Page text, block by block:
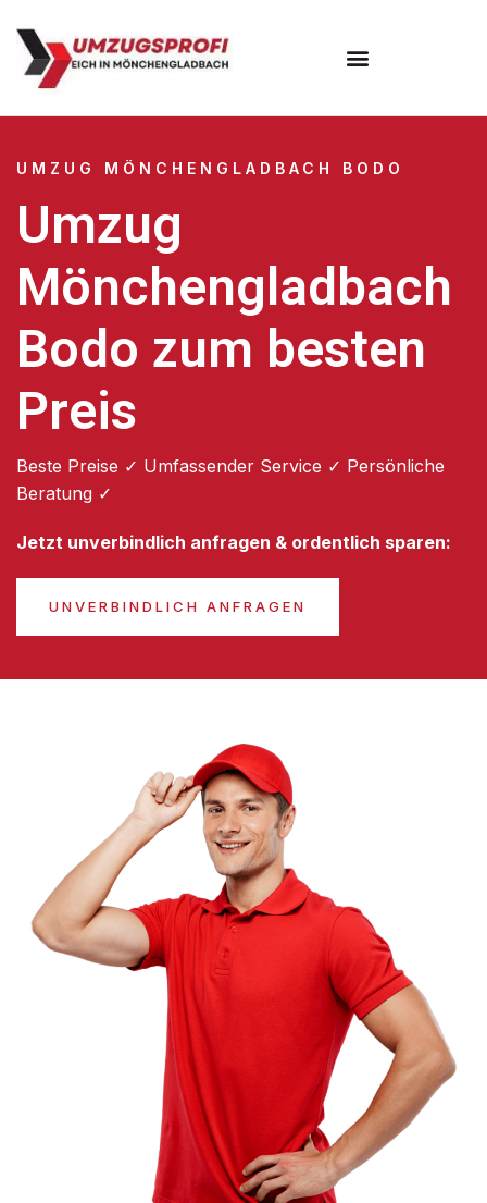
UMZUG MÖNCHENGLADBACH BODO
Umzug
Mönchengladbach
Bodo zum besten
Preis
Beste Preise ✓ Umfassender Service ✓ Persönliche
Beratung ✓
Jetzt unverbindlich anfragen & ordentlich sparen:
UNVERBINDLICH ANFRAGEN